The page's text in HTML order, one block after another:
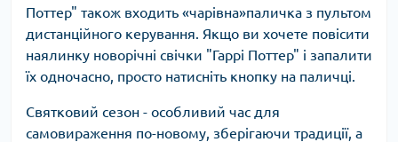
Поттер" також входить «чарівна»паличка з пультом
дистанційного керування. Якщо ви хочете повісити
наялинку новорічні свічки "Гаррі Поттер" і запалити
їх одночасно, просто натисніть кнопку на паличці.
Святковий сезон - особливий час для
самовираження по-новому, зберігаючи традиції, а